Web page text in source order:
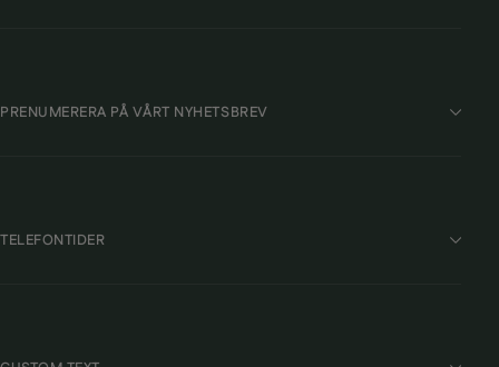
PRENUMERERA PÅ VÅRT NYHETSBREV
TELEFONTIDER